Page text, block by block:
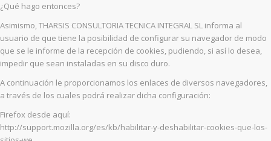
¿Qué hago entonces?
Asimismo, THARSIS CONSULTORIA TECNICA INTEGRAL SL informa al
usuario de que tiene la posibilidad de configurar su navegador de modo
que se le informe de la recepción de cookies, pudiendo, si así lo desea,
impedir que sean instaladas en su disco duro.
A continuación le proporcionamos los enlaces de diversos navegadores,
a través de los cuales podrá realizar dicha configuración:
Firefox desde aquí:
http://support.mozilla.org/es/kb/habilitar-y-deshabilitar-cookies-que-los-